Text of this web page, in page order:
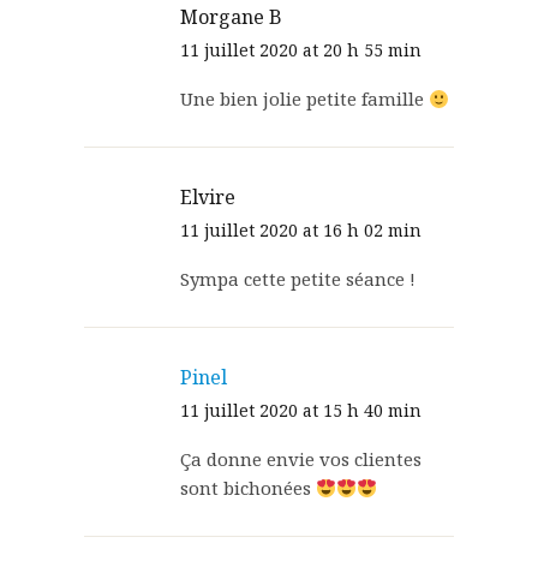
Morgane B
11 juillet 2020 at 20 h 55 min
Une bien jolie petite famille
Elvire
11 juillet 2020 at 16 h 02 min
Sympa cette petite séance !
Pinel
11 juillet 2020 at 15 h 40 min
Ça donne envie vos clientes
sont bichonées